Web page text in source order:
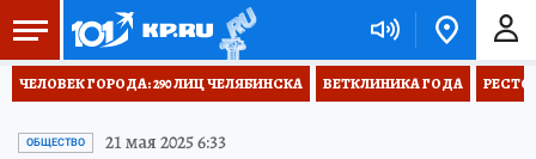
ЧЕЛОВЕК ГОРОДА: 290 ЛИЦ ЧЕЛЯБИНСКА ВЕТКЛИНИКА ГОДА
ОБЩЕСТВО 21 мая 2025 6:33